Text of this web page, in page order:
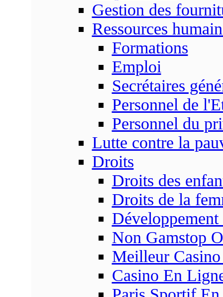
Gestion des
Ressources
Formations
Emploi
Secrétaires
Personnel de
Personnel du
Lutte contre la
Droits
Droits des
Droits de la
Non Gamstop
Meilleur
Casino En